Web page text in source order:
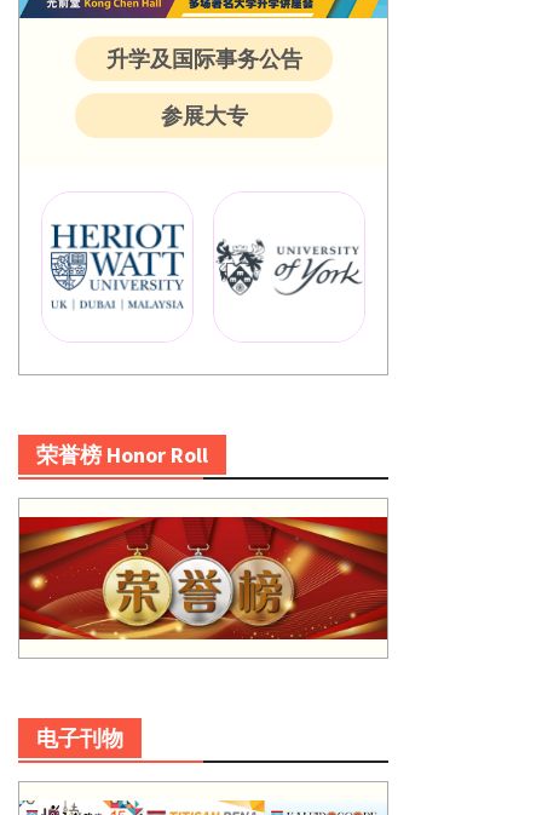
升学及国际事务公告
参展大专
荣誉榜 Honor Roll
电子刊物